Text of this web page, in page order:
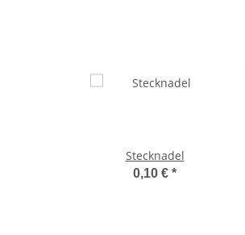
Stecknadel
0,10 € *